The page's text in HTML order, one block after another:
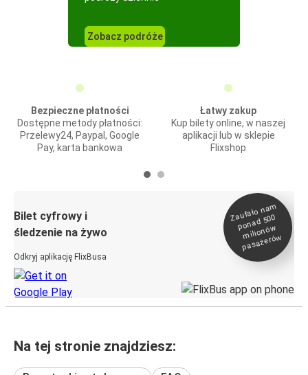
Zobacz podróże
Bezpieczne płatności
Dostępne metody płatności:
Przelewy24, Paypal, Google
Pay, karta bankowa
Łatwy zakup
Kup bilety online, w naszej
aplikacji lub w sklepie
Flixshop
Bilet cyfrowy i
śledzenie na żywo
Odkryj aplikację FlixBusa
Zaufało na
m
ponad 500
milionó
w
pasażeró
w
Na tej stronie znajdziesz: